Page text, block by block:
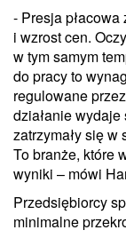
- Presja
i wzrost cen.
w tym samym
do pracy to
regulowane
działanie
zatrzymały się w
To branże, które
wyniki – mówi
Przedsiębiorcy
minimalne